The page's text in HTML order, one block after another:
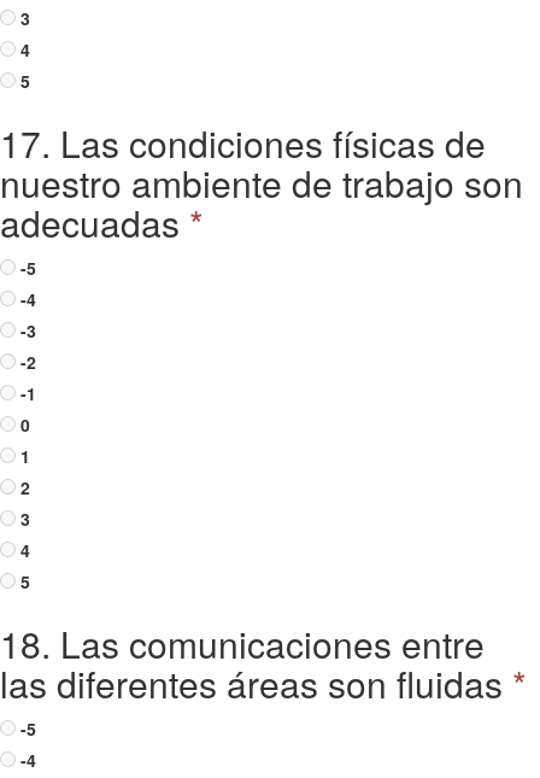
3
4
5
17. Las condiciones físicas de
nuestro ambiente de trabajo son
adecuadas *
-5
-4
-3
-2
-1
0
1
2
3
4
5
18. Las comunicaciones entre
las diferentes áreas son fluidas *
-5
-4